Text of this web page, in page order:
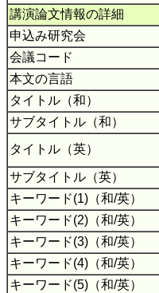
講演論文情報の詳細
申込み研究会
会議コード
本文の言語
タイトル（和）
サブタイトル（和）
タイトル（英）
サブタイトル（英）
キーワード(1)（和/英）
キーワード(2)（和/英）
キーワード(3)（和/英）
キーワード(4)（和/英）
キーワード(5)（和/英）